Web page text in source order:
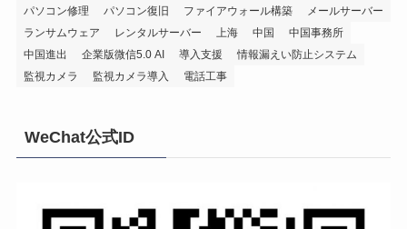
パソコン修理
パソコン復旧 ファイアウォール構築
メールサーバー
ランサムウェア
レンタルサーバー 上海 中国
中国事務所
中国進出
企業版微信5.0 AI 導入支援
情報漏えい防止システム
監視カメラ
監視カメラ導入 電話工事
WeChat公式ID